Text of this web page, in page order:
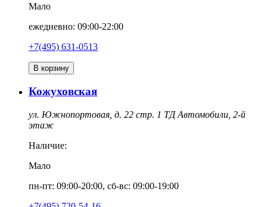
Мало
ежедневно: 09:00-22:00
+7(495) 631-0513
В корзину
Кожуховская
ул. Южнопортовая, д. 22 стр. 1 ТД Автомобили, 2-й
этаж
Наличие:
Мало
пн-пт: 09:00-20:00, сб-вс: 09:00-19:00